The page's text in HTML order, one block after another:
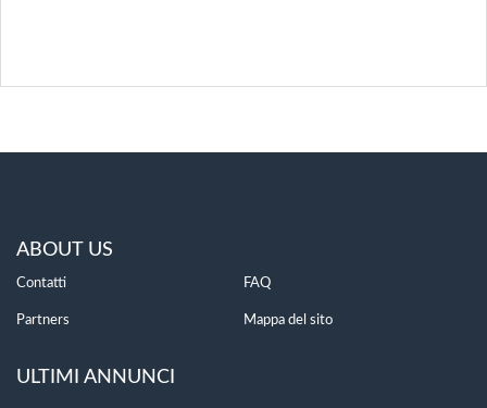
ABOUT US
Contatti FAQ
Partners Mappa del sito
ULTIMI ANNUNCI